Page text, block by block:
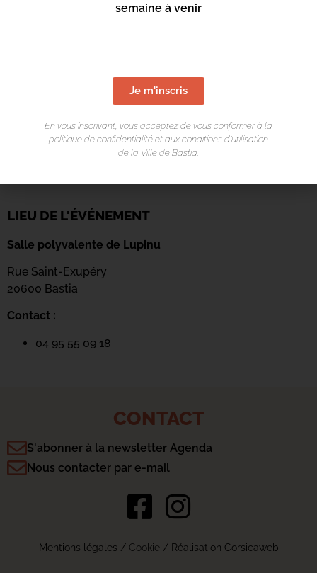
LIEU DE L'ÉVÉNEMENT
Salle polyvalente de Lupinu
Rue Saint-Exupéry
20600 Bastia
Contact :
04 95 55 09 18
CONTACT
S'abonner à la newsletter Agenda
Nous contacter par e-mail
Mentions légales / Cookie/ Réalisation Corsicaweb
semaine à venir
Je m'inscris
En vous inscrivant, vous acceptez de vous conformer à la
politique de confidentialité et aux conditions d’utilisation
de la Ville de Bastia.